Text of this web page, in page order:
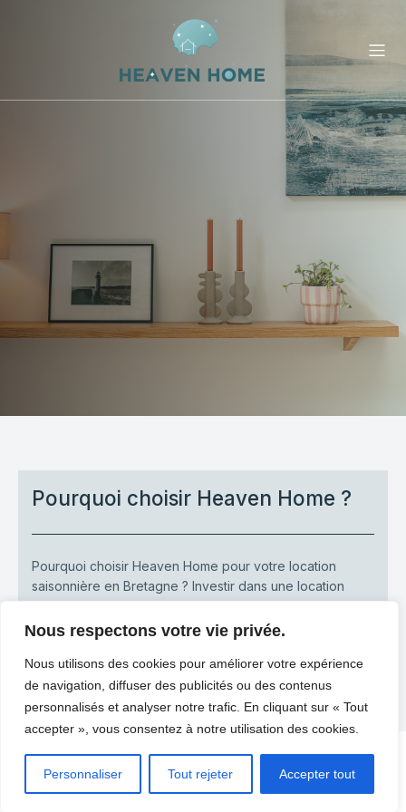
Nous respectons votre vie privée.
Nous utilisons des cookies pour améliorer votre expérience
de navigation, diffuser des publicités ou des contenus
personnalisés et analyser notre trafic. En cliquant sur « Tout
accepter », vous consentez à notre utilisation des cookies.
Personnaliser Tout rejeter Accepter tout
Pourquoi choisir Heaven Home ?
Pourquoi choisir Heaven Home pour votre location
saisonnière en Bretagne ? Investir dans une location
courte durée est une opportunité[…]
LIRE PLUS
© 2026 Heaven home. Created with
using
WordPress and